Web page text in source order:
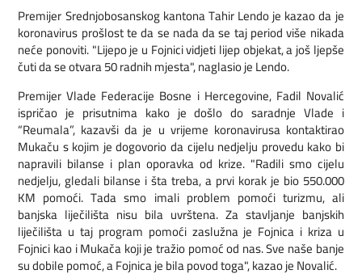
Premijer Srednjobosanskog kantona Tahir Lendo je kazao da je
koronavirus prošlost te da se nada da se taj period više nikada
neće ponoviti. "Lijepo je u Fojnici vidjeti lijep objekat, a još ljepše
čuti da se otvara 50 radnih mjesta", naglasio je Lendo.
Premijer Vlade Federacije Bosne i Hercegovine, Fadil Novalić
ispričao je prisutnima kako je došlo do saradnje Vlade i
“Reumala”, kazavši da je u vrijeme koronavirusa kontaktirao
Mukaču s kojim je dogovorio da cijelu nedjelju provedu kako bi
napravili bilanse i plan oporavka od krize. "Radili smo cijelu
nedjelju, gledali bilanse i šta treba, a prvi korak je bio 550.000
KM pomoći. Tada smo imali problem pomoći turizmu, ali
banjska liječilišta nisu bila uvrštena. Za stavljanje banjskih
liječilišta u taj program pomoći zaslužna je Fojnica i kriza u
Fojnici kao i Mukača koji je tražio pomoć od nas. Sve naše banje
su dobile pomoć, a Fojnica je bila povod toga", kazao je Novalić.